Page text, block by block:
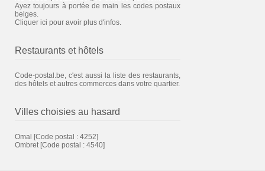
Ayez toujours à portée de main les codes postaux
belges.
Cliquer ici pour avoir plus d'infos.
Restaurants et hôtels
Code-postal.be, c'est aussi la liste des restaurants,
des hôtels et autres commerces dans votre quartier.
Villes choisies au hasard
Omal [Code postal : 4252]
Ombret [Code postal : 4540]